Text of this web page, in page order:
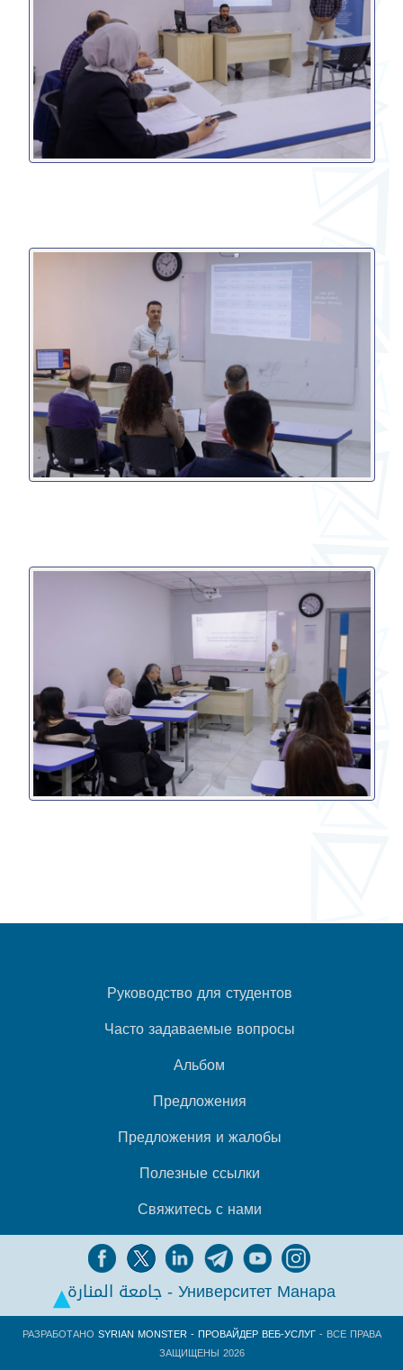
Руководство для студентов
Часто задаваемые вопросы
Альбом
Предложения
Предложения и жалобы
Полезные ссылки
Свяжитесь с нами
جامعة المنارة - Университет Манара
РАЗРАБОТАНО SYRIAN MONSTER - ПРОВАЙДЕР ВЕБ-УСЛУГ- ВСЕ ПРАВА
ЗАЩИЩЕНЫ 2026